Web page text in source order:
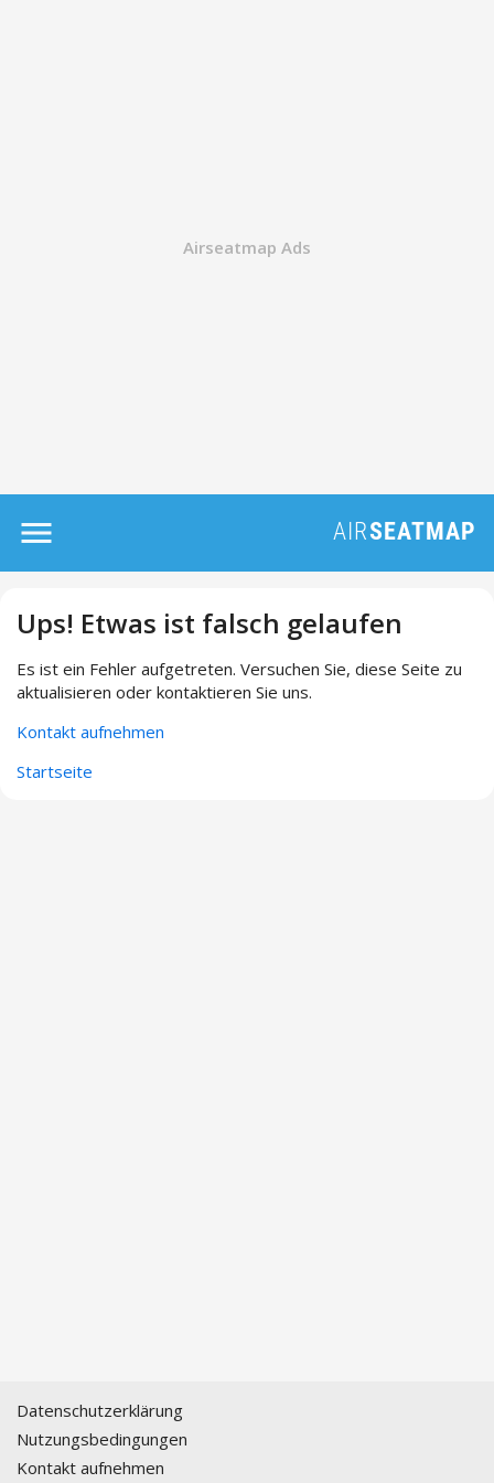
Ups! Etwas ist falsch gelaufen
Es ist ein Fehler aufgetreten. Versuchen Sie, diese Seite zu
aktualisieren oder kontaktieren Sie uns.
Kontakt aufnehmen
Startseite
Datenschutzerklärung
Nutzungsbedingungen
Kontakt aufnehmen